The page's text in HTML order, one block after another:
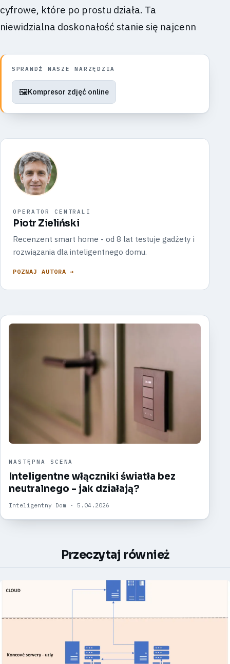
cyfrowe, które po prostu działa. Ta
niewidzialna doskonałość stanie się najcenn
SPRAWDŹ NASZE NARZĘDZIA
🖼️Kompresor zdjęć online
OPERATOR CENTRALI
Piotr Zieliński
Recenzent smart home - od 8 lat testuje gadżety i
rozwiązania dla inteligentnego domu.
POZNAJ AUTORA →
NASTĘPNA SCENA
Inteligentne włączniki światła bez
neutralnego - jak działają?
Inteligentny Dom · 5.04.2026
Przeczytaj również